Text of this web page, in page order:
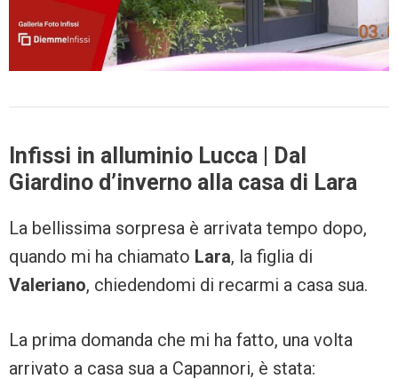
Infissi in alluminio Lucca | Dal
Giardino d’inverno alla casa di Lara
La bellissima sorpresa è arrivata tempo dopo,
quando mi ha chiamato Lara, la figlia di
Valeriano, chiedendomi di recarmi a casa sua.
La prima domanda che mi ha fatto, una volta
arrivato a casa sua a Capannori, è stata: